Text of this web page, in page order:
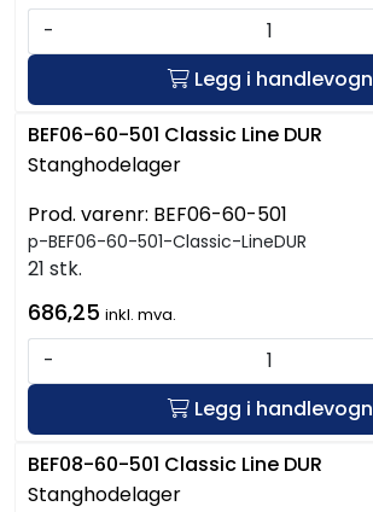
-
Legg i handlevogn
BEF06-60-501 Classic Line DUR
Stanghodelager
Prod. varenr: BEF06-60-501
p-BEF06-60-501-Classic-LineDUR
21 stk.
686,25 inkl. mva.
-
Legg i handlevogn
BEF08-60-501 Classic Line DUR
Stanghodelager